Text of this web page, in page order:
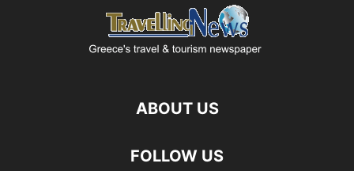
ABOUT US
FOLLOW US